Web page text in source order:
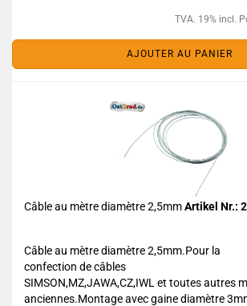
TVA. 19% incl.
AJOUTER AU PANIER
Câble au mètre diamètre 2,5mmArtikel Nr.:
Câble au mètre diamètre 2,5mm.Pour la
confection de câbles
SIMSON,MZ,JAWA,CZ,IWL et toutes autres
anciennes.Montage avec gaine diamètre